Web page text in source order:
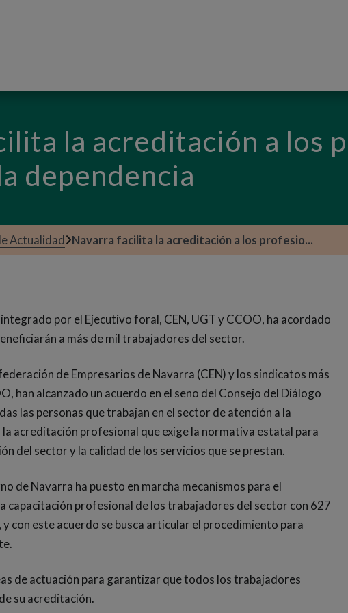
la acreditación a los
dependencia
Actualidad Navarra facilita la acreditación a los profesio...
por el Ejecutivo foral, CEN, UGT y CCOO, ha acordado
a más de mil trabajadores del sector.
de Empresarios de Navarra (CEN) y los sindicatos más
han alcanzado un acuerdo en el seno del Consejo del Diálogo
las personas que trabajan en el sector de atención a la
acreditación profesional que exige la normativa estatal para
del sector y la calidad de los servicios que se prestan.
de Navarra ha puesto en marcha mecanismos para el
capacitación profesional de los trabajadores del sector con 627
con este acuerdo se busca articular el procedimiento para
de actuación para garantizar que todos los trabajadores
su acreditación.